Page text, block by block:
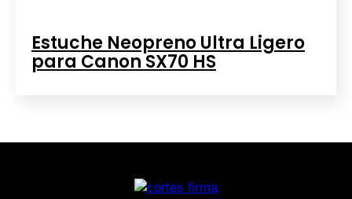
Estuche Neopreno Ultra Ligero
para Canon SX70 HS